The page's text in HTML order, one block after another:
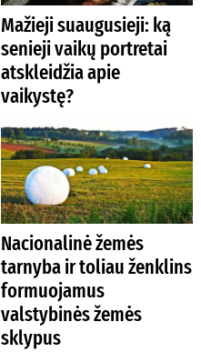
Mažieji suaugusieji: ką
senieji vaikų portretai
atskleidžia apie
vaikystę?
Nacionalinė žemės
tarnyba ir toliau ženklins
formuojamus
valstybinės žemės
sklypus